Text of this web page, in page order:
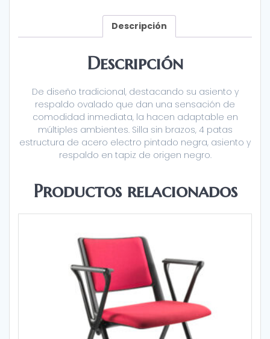
Descripción
Descripción
De diseño tradicional, destacando su asiento y
respaldo ovalado que dan una sensación de
comodidad inmediata, la hacen adaptable en
múltiples ambientes. Silla sin brazos, 4 patas
estructura de acero electro pintado negra, asiento y
respaldo en tapiz de origen negro.
Productos relacionados